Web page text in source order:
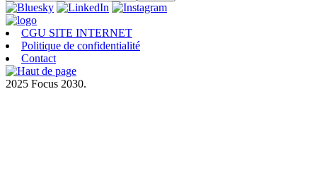
CGU SITE INTERNET
Politique de confidentialité
Contact
2025 Focus 2030.